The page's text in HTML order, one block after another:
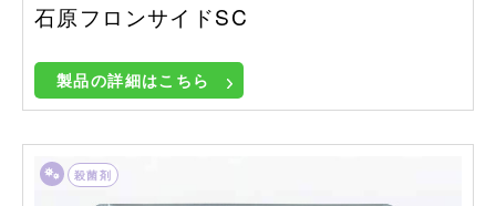
石原フロンサイドSC
製品の詳細はこちら
殺菌剤